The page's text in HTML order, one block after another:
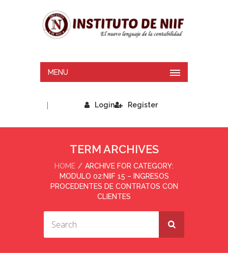
MENU
Login
| Register
TERM ARCHIVES
HOME
ARCHIVE FOR CATEGORY:
MODULO 02:NIIF 15 – INGRESOS
PROCEDENTES DE CONTRATOS CON
CLIENTES